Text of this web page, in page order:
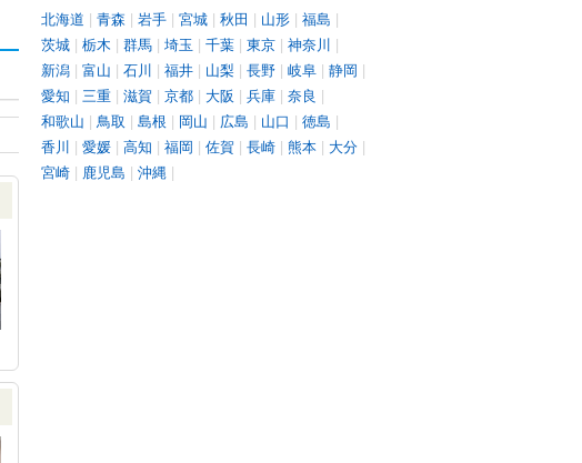
北海道 | 青森 | 岩手 | 宮城 | 秋田 | 山形 | 福島 |
茨城 | 栃木 | 群馬 | 埼玉 | 千葉 | 東京 | 神奈川 |
新潟 | 富山 | 石川 | 福井 | 山梨 | 長野 | 岐阜 | 静岡 |
愛知 | 三重 | 滋賀 | 京都 | 大阪 | 兵庫 | 奈良 |
和歌山 | 鳥取 | 島根 | 岡山 | 広島 | 山口 | 徳島 |
香川 | 愛媛 | 高知 | 福岡 | 佐賀 | 長崎 | 熊本 | 大分 |
宮崎 | 鹿児島 | 沖縄 |